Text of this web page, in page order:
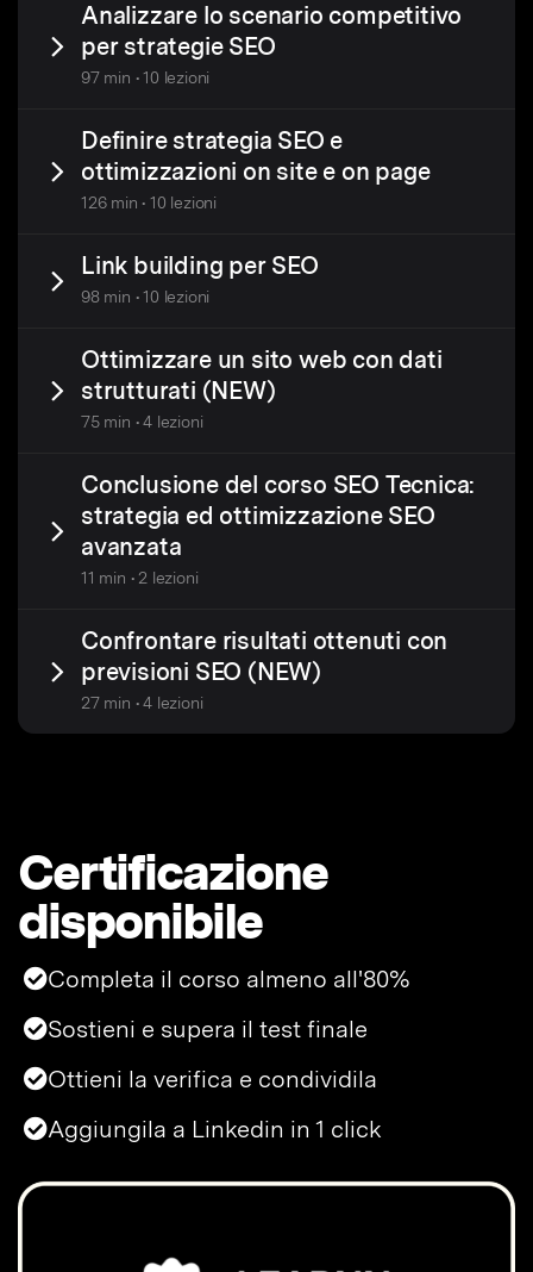
Analizzare lo scenario competitivo
per strategie SEO
97 min • 10 lezioni
Definire strategia SEO e
ottimizzazioni on site e on page
126 min • 10 lezioni
Link building per SEO
98 min • 10 lezioni
Ottimizzare un sito web con dati
strutturati (NEW)
75 min • 4 lezioni
Conclusione del corso SEO Tecnica:
strategia ed ottimizzazione SEO
avanzata
11 min • 2 lezioni
Confrontare risultati ottenuti con
previsioni SEO (NEW)
27 min • 4 lezioni
Certificazione
disponibile
Completa il corso almeno all'80%
Sostieni e supera il test finale
Ottieni la verifica e condividila
Aggiungila a Linkedin in 1 click